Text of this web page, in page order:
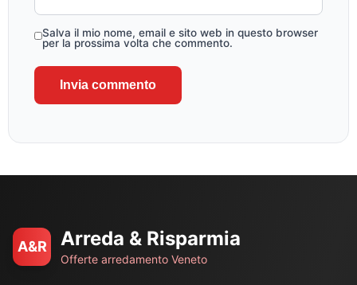
Salva il mio nome, email e sito web in questo browser
per la prossima volta che commento.
A&R Arreda & Risparmia
Offerte arredamento Veneto